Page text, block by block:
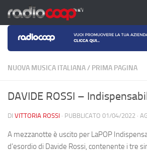
Salta al contenuto
NUOVA MUSICA ITALIANA/ PRIMA PAGINA
DAVIDE ROSSI –
DI VITTORIA ROSSI · PUBBLICATO 01/04/2022 ·
A mezzanotte è uscito per LaPOP
d’esordio di Davide Rossi, contenente i tre